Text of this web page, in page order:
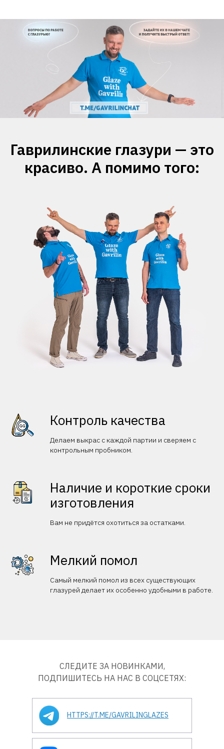
Гаврилинские глазури — это
красиво. А помимо того:
Контроль качества
Делаем выкрас с каждой партии и сверяем с
контрольным пробником.
Наличие и короткие сроки
изготовления
Вам не придётся охотиться за остатками.
Мелкий помол
Самый мелкий помол из всех существующих
глазурей делает их особенно удобными в работе.
СЛЕДИТЕ ЗА НОВИНКАМИ,
ПОДПИШИТЕСЬ НА НАС В СОЦСЕТЯХ:
HTTPS://T.ME/GAVRILINGLAZES